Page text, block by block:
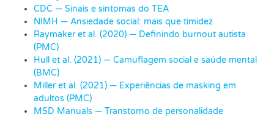
CDC — Sinais e sintomas do TEA
NIMH — Ansiedade social: mais que timidez
Raymaker et al. (2020) — Definindo burnout autista
(PMC)
Hull et al. (2021) — Camuflagem social e saúde mental
(BMC)
Miller et al. (2021) — Experiências de masking em
adultos (PMC)
MSD Manuals — Transtorno de personalidade